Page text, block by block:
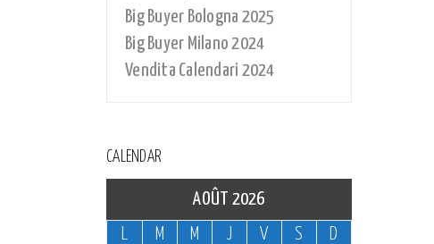
Big Buyer Bologna 2025
Big Buyer Milano 2024
Vendita Calendari 2024
CALENDAR
AOÛT 2026
L
M M J V S
D